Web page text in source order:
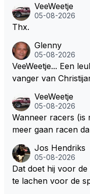
VeeWeetje
05-08-2026
Thx.
Glenny
05-08-2026
VeeWeetje... Een leuk wist-je-dat-je… De tijdelijke ver
vanger van
rkus Winkelhock.
oeltje definitief
o. Na 2 rondes gokte Markus Winkelhock goed (hij k
Dat was ook de
kop reed. Toen de rest van het veld ook regenband
en had, werd hij
n achterhaald. Hij
VeeWeetje
05-08-2026
Wanneer racers (is
meer gaan racen
analisten bij een
Jos Hendriks
05-08-2026
Dat doet hij voor
te lachen voor de